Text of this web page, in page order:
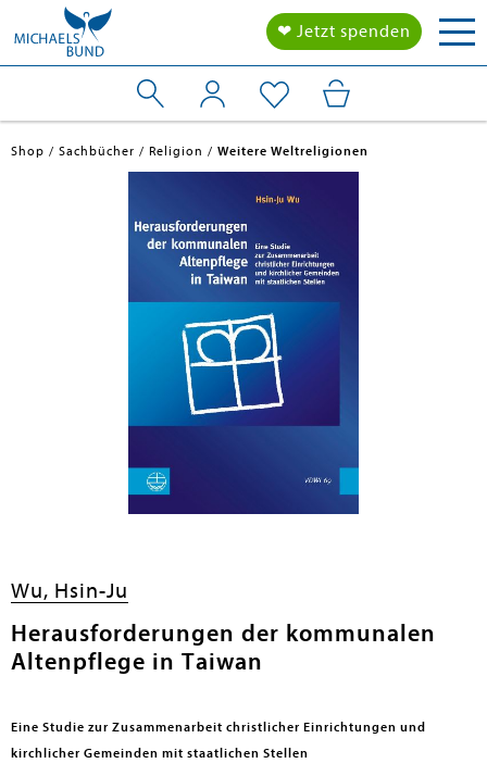
❤ Jetzt spenden
Shop Sachbücher Religion Weitere Weltreligionen
Wu, Hsin-Ju
Herausforderungen der kommunalen
Altenpflege in Taiwan
Eine Studie zur Zusammenarbeit christlicher Einrichtungen und
kirchlicher Gemeinden mit staatlichen Stellen